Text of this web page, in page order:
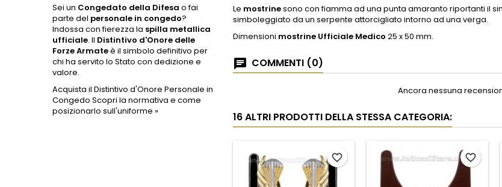
Sei un Congedato della Difesa o fai
parte del personale in congedo?
Indossa con fierezza la spilla metallica
ufficiale. Il Distintivo d'Onore delle
Forze Armateè il simbolo definitivo per
chi ha servito lo Stato con dedizione e
valore.
Acquista il Distintivo d'Onore Personale in
Congedo Scopri la normativa e come
posizionarlo sull'uniforme »
Le mostrinesono con fiamma ad una punta amaranto riportanti il
simboleggiato da un serpente attorcigliato intorno ad una verga.
Dimensioni mostrine Ufficiale Medico 25 x 50 mm.
COMMENTI (0)
Ancora nessuna
16 ALTRI PRODOTTI DELLA STESSA CATEGORIA:
favorite_border favorite_border